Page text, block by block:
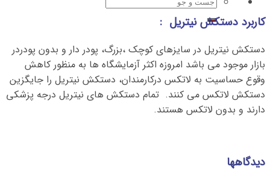
برای:
کاربرد دستکش نیتریل :
دستکش نیتریل در سایزهای کوچک ،بزرگ، پودر دار و بدون پودردر
بازار موجود می باشد امروزه اکثر آزمایشگاه ها به منظور کاهش
وقوع حساسیت به لاتکس درکارمندان، دستکش نیتریل را جایگزین
دستکش لاتکس می کنند. تمام دستکش های نیتریل درجه پزشکی
دارند و بدون لاتکس هستند.
دیدگاهها